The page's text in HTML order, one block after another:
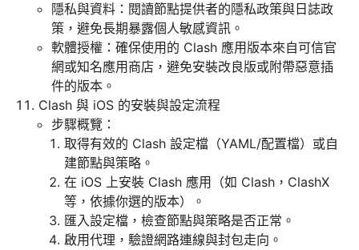
隱私與資料：閱讀節點提供者的隱私政策與日誌政
策，避免長期暴露個人敏感資訊。
軟體授權：確保使用的 Clash 應用版本來自可信官
網或知名應用商店，避免安裝改良版或附帶惡意插
件的版本。
Clash 與 iOS 的安裝與設定流程
步驟概覽：
取得有效的 Clash 設定檔（YAML/配置檔）或自
建節點與策略。
在 iOS 上安裝 Clash 應用（如 Clash，ClashX
等，依據你選的版本）。
匯入設定檔，檢查節點與策略是否正常。
啟用代理，驗證網路連線與封包走向。